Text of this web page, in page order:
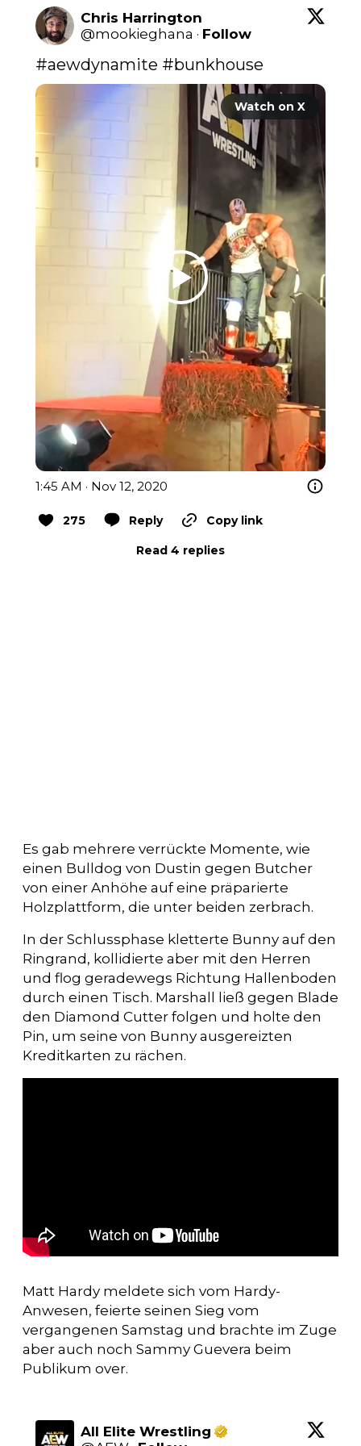
Chris Harrington
@mookieghana · Follow
#aewdynamite #bunkhouse
Watch on X
1:45 AM · Nov 12, 2020
275 Reply Copy link
Read 4 replies
Es gab mehrere verrückte Momente, wie
einen Bulldog von Dustin gegen Butcher
von einer Anhöhe auf eine präparierte
Holzplattform, die unter beiden zerbrach.
In der Schlussphase kletterte Bunny auf den
Ringrand, kollidierte aber mit den Herren
und flog geradewegs Richtung Hallenboden
durch einen Tisch. Marshall ließ gegen Blade
den Diamond Cutter folgen und holte den
Pin, um seine von Bunny ausgereizten
Kreditkarten zu rächen.
Matt Hardy meldete sich vom Hardy-
Anwesen, feierte seinen Sieg vom
vergangenen Samstag und brachte im Zuge
aber auch noch Sammy Guevera beim
Publikum over.
All Elite Wrestling